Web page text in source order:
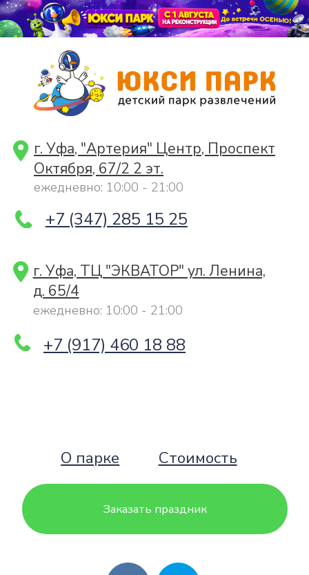
г. Уфа, "Артерия" Центр, Проспект
Октября, 67/2 2 эт.
г. Уфа, ТЦ "ЭКВАТОР" ул. Ленина,
ежедневно: 10:00 - 21:00
+7 (347) 285 15 25
Станьте
частью команды
Юкси Парка!